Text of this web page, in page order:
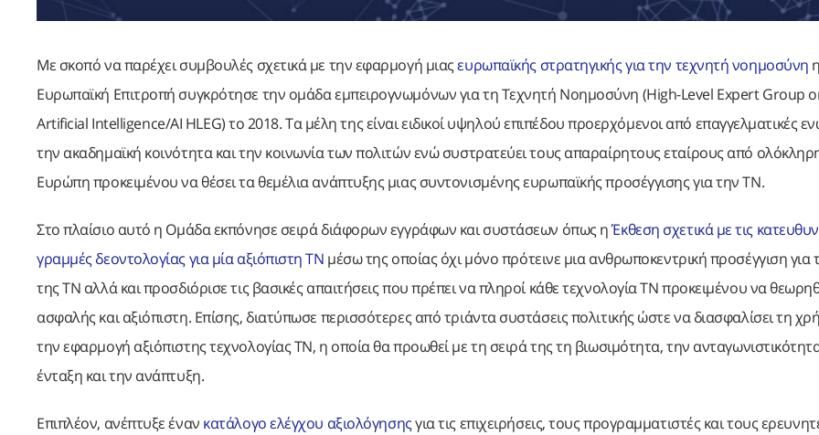
Με σκοπό να παρέχει συμβουλές σχετικά με την εφαρμογή μιαςευρωπαϊκής στρατηγικής για την τεχνητή νοημοσύνη
Ευρωπαϊκή Επιτροπή συγκρότησε την ομάδα εμπειρογνωμόνων για τη Τεχνητή Νοημοσύνη (High-Level Expert Group
Artificial Intelligence/AI HLEG) το 2018. Τα μέλη της είναι ειδικοί υψηλού επιπέδου προερχόμενοι από επαγγελματικές
την ακαδημαϊκή κοινότητα και την κοινωνία των πολιτών ενώ συστρατεύει τους απαραίρητους εταίρους από
Ευρώπη προκειμένου να θέσει τα θεμέλια ανάπτυξης μιας συντονισμένης ευρωπαϊκής προσέγγισης για την ΤΝ.
Στο πλαίσιο αυτό η Ομάδα εκπόνησε σειρά διάφορων εγγράφων και συστάσεων όπως ηΈκθεση σχετικά με τις
γραμμές δεοντολογίας για μία αξιόπιστη ΤΝ μέσω της οποίας όχι μόνο πρότεινε μια ανθρωποκεντρική προσέγγιση για
της ΤΝ αλλά και προσδιόρισε τις βασικές απαιτήσεις που πρέπει να πληροί κάθε τεχνολογία ΤΝ προκειμένου να
ασφαλής και αξιόπιστη. Επίσης, διατύπωσε περισσότερες από τριάντα συστάσεις πολιτικής ώστε να διασφαλίσει τη
την εφαρμογή αξιόπιστης τεχνολογίας ΤΝ, η οποία θα προωθεί με τη σειρά της τη βιωσιμότητα, την
ένταξη και την ανάπτυξη.
Επιπλέον, ανέπτυξε έναν κατάλογο ελέγχου αξιολόγησηςγια τις επιχειρήσεις, τους προγραμματιστές και τους